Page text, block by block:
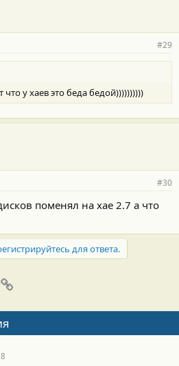
#29
у хаев это беда бедой))))))))))
#30
поменял на хае 2.7 а что
для ответа.
почта